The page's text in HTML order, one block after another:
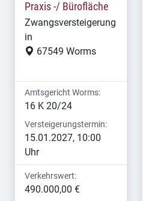
Praxis -/ Bürofläche
Zwangsversteigerung
in
67549 Worms
Amtsgericht Worms:
16 K 20/24
Versteigerungstermin:
15.01.2027, 10:00
Uhr
Verkehrswert:
490.000,00 €